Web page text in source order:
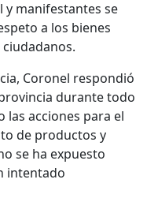
y manifestantes se
a los bienes
Coronel respondió
durante todo
las acciones para el
de productos y
se ha expuesto
intentado